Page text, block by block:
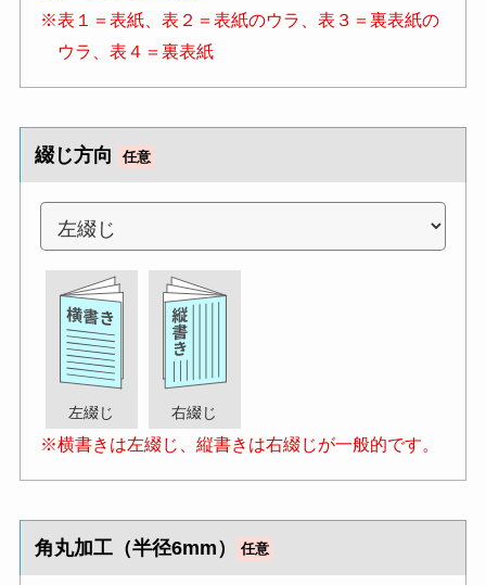
※表１＝表紙、表２＝表紙のウラ、表３＝裏表紙の
ウラ、表４＝裏表紙
綴じ方向 任意
左綴じ 右綴じ
※横書きは左綴じ、縦書きは右綴じが一般的です。
角丸加工（半径6mm） 任意